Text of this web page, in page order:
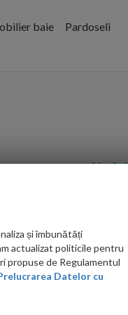
baie Pardoseli
sapun
RON
și îmbunătăți
actualizat politicile pentru
propuse de Regulamentul
Datelor cu